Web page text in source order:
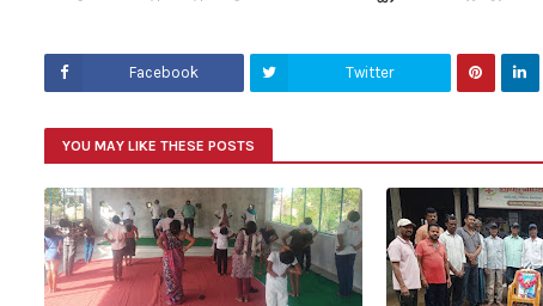
Facebook Twitter
YOU MAY LIKE THESE POSTS